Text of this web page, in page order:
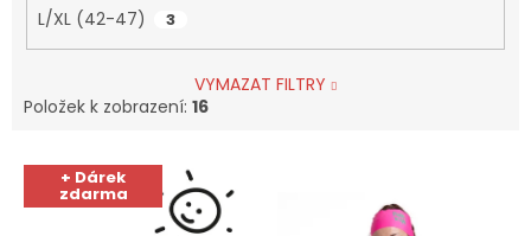
L/XL (42-47) 3
VYMAZAT FILTRY
Položek k zobrazení: 16
V
p
+ Dárek
zdarma